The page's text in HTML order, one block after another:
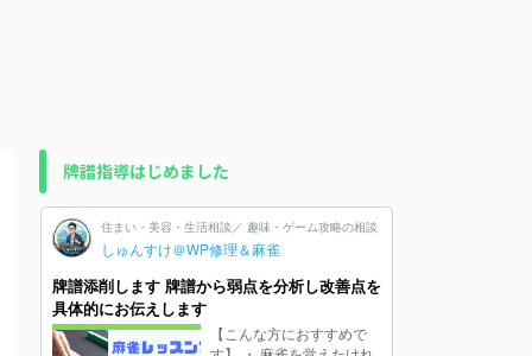
牌譜指導はじめました